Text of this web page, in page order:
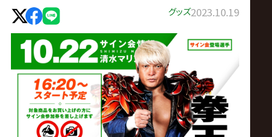
ロ
レ
グッズ2023.10.19